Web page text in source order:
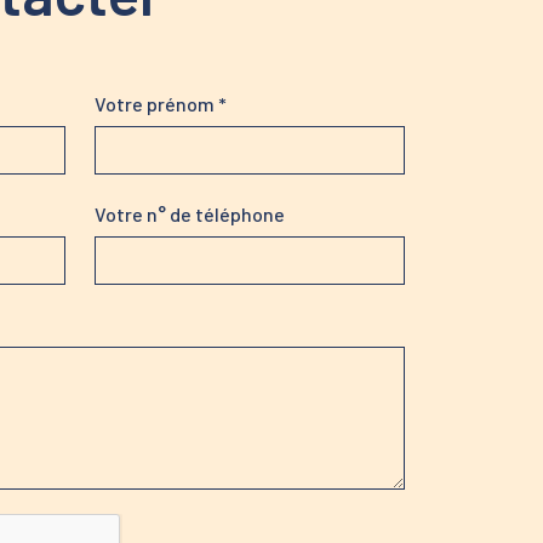
Votre prénom *
Votre n° de téléphone